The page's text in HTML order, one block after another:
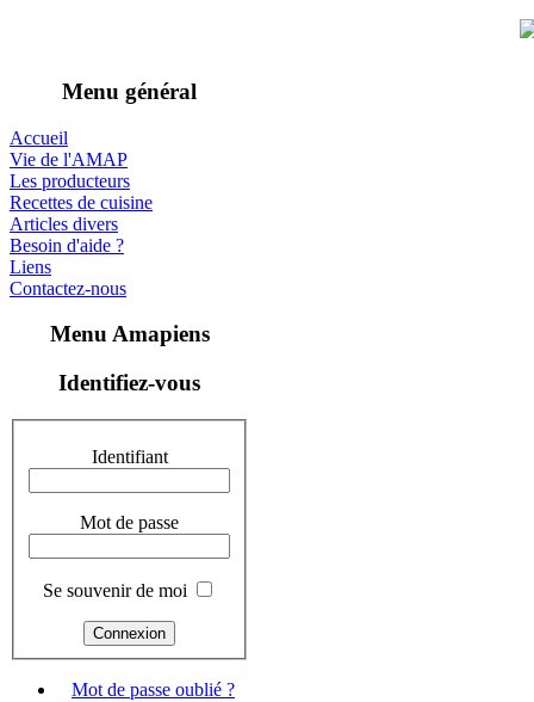
Menu général
Accueil
Vie de l'AMAP
Les producteurs
Recettes de cuisine
Articles divers
Besoin d'aide ?
Liens
Contactez-nous
Menu Amapiens
Identifiez-vous
Identifiant
Mot de passe
Se souvenir de moi
Mot de passe oublié ?